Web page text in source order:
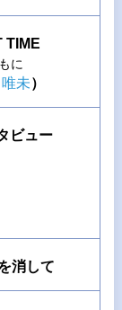
TIME
に
未）
ビュー
消して